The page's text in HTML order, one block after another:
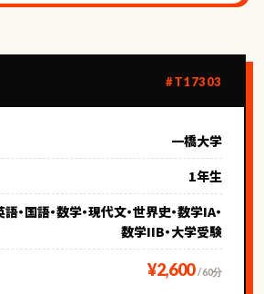
#T17303
一橋大学
1年生
語・国語・数学・現代文・世界史・数学IA・
数学IIB・大学受験
¥2,600 / 60分